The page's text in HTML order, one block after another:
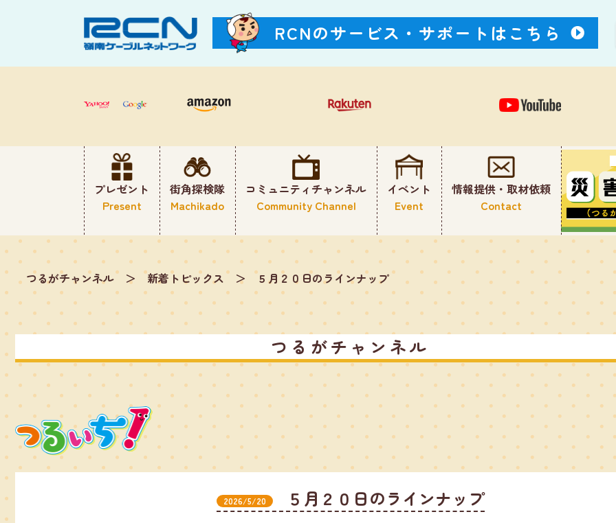
RCNのサービス・ サポートはこちら
プレゼント
Present
街角探検隊
Machikado
コミュニティチャンネル
Community Channel
イベント
Event
情報提供・取材依頼
Contact
つるがチャンネル ＞ 新着トピックス ＞ ５月２０日のラインナップ
つるがチャンネル
2026/5/20 ５月２０日のラインナップ